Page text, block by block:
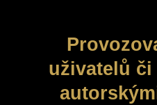
uživatelů